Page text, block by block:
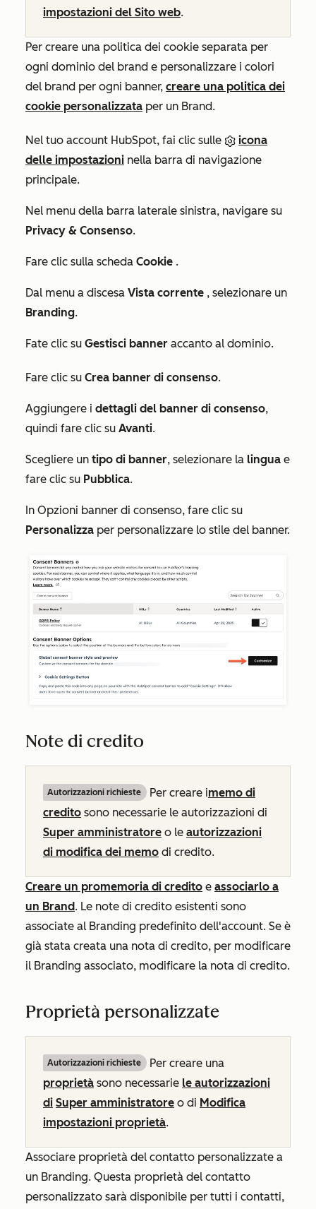
impostazioni del Sito web.
Per creare una politica dei cookie separata per
ogni dominio del brand e personalizzare i colori
del brand per ogni banner, creare una politica dei
cookie personalizzata per un Brand.
Nel tuo account HubSpot, fai clic sulle
icona
delle impostazioni nella barra di navigazione
principale.
Nel menu della barra laterale sinistra, navigare su
Privacy & Consenso.
Fare clic sulla scheda Cookie .
Dal menu a discesa Vista corrente , selezionare un
Branding.
Fate clic su Gestisci banner accanto al dominio.
Fare clic su Crea banner di consenso.
Aggiungere i dettagli del banner di consenso,
quindi fare clic su Avanti.
Scegliere un tipo di banner, selezionare la lingua e
fare clic su Pubblica.
In Opzioni banner di consenso, fare clic su
Personalizza per personalizzare lo stile del banner.
Note di credito
Autorizzazioni richieste Per creare imemo di
credito sono necessarie le autorizzazioni di
Super amministratore o le autorizzazioni
di modifica dei memo di credito.
Creare un promemoria di credito e associarlo a
un Brand. Le note di credito esistenti sono
associate al Branding predefinito dell'account. Se è
già stata creata una nota di credito, per modificare
il Branding associato, modificare la nota di credito.
Proprietà personalizzate
Autorizzazioni richieste
Per creare una
proprietà sono necessarie le autorizzazioni
di Super amministratore o di Modifica
impostazioni proprietà.
Associare proprietà del contatto personalizzate a
un Branding. Questa proprietà del contatto
personalizzato sarà disponibile per tutti i contatti,